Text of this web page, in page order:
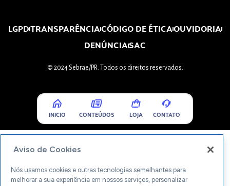
LGPDTRANSPARÊNCIACÓDIGO DE ÉTICAOUVIDORIA
DENÚNCIASAC
© 2024 Sebrae/PR. Todos os direitos reservados.
INICIO CONTEÚDOS LOJA CONTATO
Aviso de Cookies
Nós usamos cookies e outras tecnologias semelhantes para
melhorar a sua experiência em nossos serviços, personalizar